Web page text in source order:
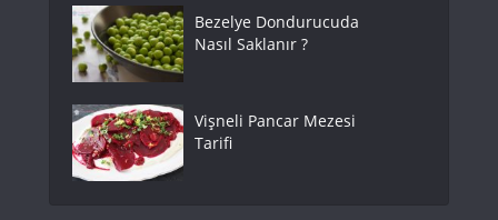
Bezelye Dondurucuda
Nasıl Saklanır ?
Vişneli Pancar Mezesi
Tarifi